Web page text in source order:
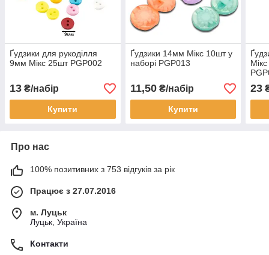
Ґудзики для рукоділля
9мм Мікс 25шт PGP002
13 ₴/набір
Купити
Ґудзики 14мм Мікс 10шт у
наборі PGP013
11,50₴/набір
Купити
23
Про нас
100% позитивних з 753 відгуків за рік
Працює з 27.07.2016
м. Луцьк
Луцьк, Україна
Контакти